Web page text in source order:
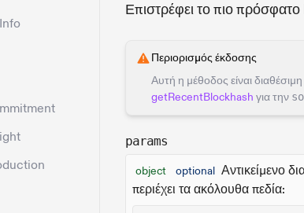
Επιστρέφει το πιο
Περιορισμός έκδοσης
Αυτή η μέθοδος είναι
getRecentBlockhash για την
params
object optional Αντικείμενο
περιέχει τα ακόλουθα πεδία: